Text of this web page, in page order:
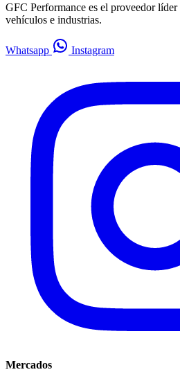
GFC Performance es el proveedor
vehículos e industrias.
Whatsapp Instagram
Mercados